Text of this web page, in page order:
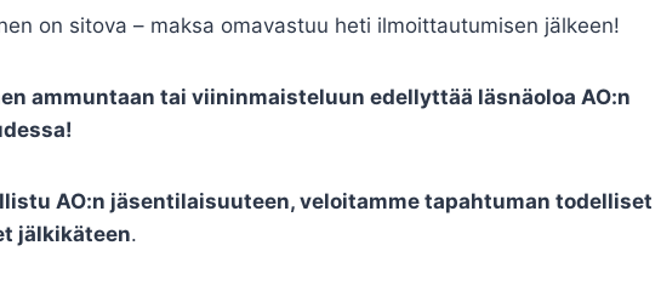
on sitova – maksa omavastuu heti ilmoittautumisen jälkeen!
ammuntaan tai viininmaisteluun edellyttää läsnäoloa AO:n
AO:n jäsentilaisuuteen, veloitamme tapahtuman todelliset
jälkikäteen.